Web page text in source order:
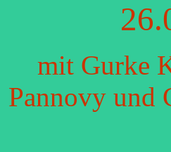
mit Gurke
Pannovy und